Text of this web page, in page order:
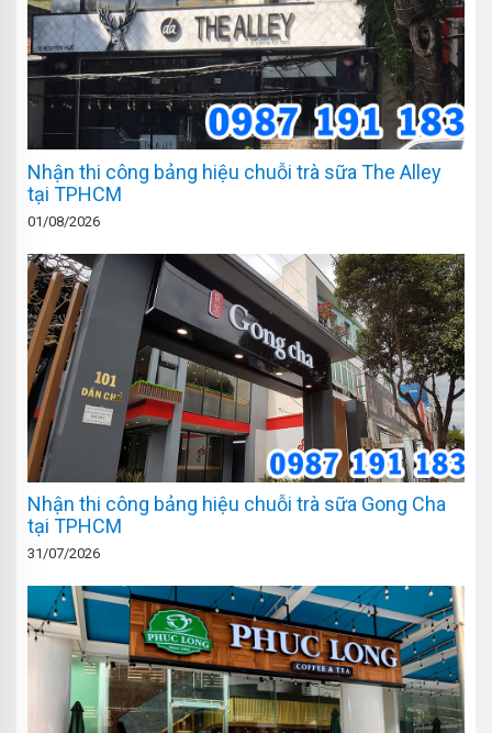
Nhận thi công bảng hiệu chuỗi trà sữa The Alley
tại TPHCM
01/08/2026
Nhận thi công bảng hiệu chuỗi trà sữa Gong Cha
tại TPHCM
31/07/2026